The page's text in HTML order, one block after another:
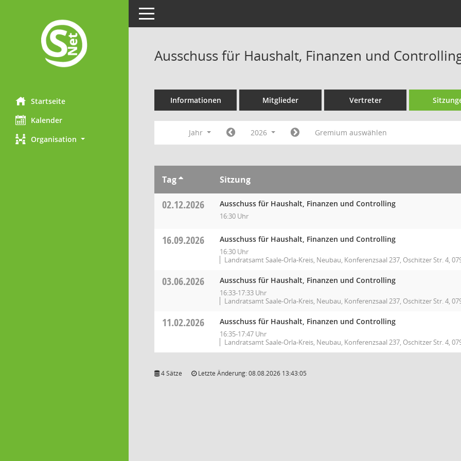
Startseite
Kalender
Organisation
Toggle navigation
Ausschuss für Haushalt, Finanzen und
Informationen Mitglieder Vertreter
Jahr 2026 Gremium auswählen
Tag Sitzung
02.12.2026 Ausschuss für Haushalt, Finanzen und Controlling
16:30 Uhr
16.09.2026 Ausschuss für Haushalt, Finanzen und Controlling
16:30 Uhr
Landratsamt Saale-Orla-Kreis, Neubau, Konferenzsaal 237, Oschitzer Str. 4,
03.06.2026 Ausschuss für Haushalt, Finanzen und Controlling
16:33-17:33 Uhr
Landratsamt Saale-Orla-Kreis, Neubau, Konferenzsaal 237, Oschitzer Str. 4,
11.02.2026 Ausschuss für Haushalt, Finanzen und Controlling
16:35-17:47 Uhr
Landratsamt Saale-Orla-Kreis, Neubau, Konferenzsaal 237, Oschitzer Str. 4,
4 Sätze Letzte Änderung: 08.08.2026 13:43:05